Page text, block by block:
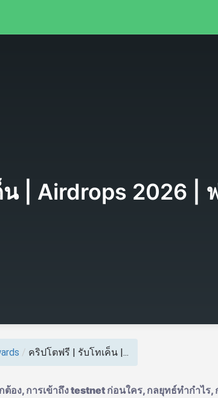
น | Airdrops 2026 |
/ คริปโตฟรี | รับโทเค็น |...
ง, การเข้าถึง testnet ก่อนใคร, กลยุทธ์ทำกำไร,